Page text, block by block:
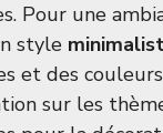
Pour une
style
et des
sur les